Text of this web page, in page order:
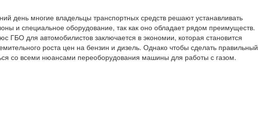
день многие владельцы транспортных средств решают устанавливать
и специальное оборудование, так как оно обладает рядом преимуществ.
ГБО для автомобилистов заключается в экономии, которая становится
роста цен на бензин и дизель. Однако чтобы сделать правильный
со всеми нюансами переоборудования машины для работы с газом.